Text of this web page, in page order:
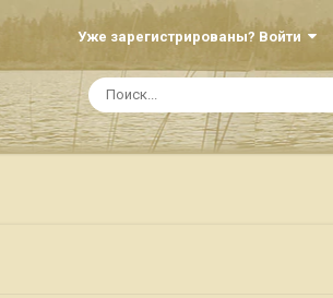
Уже зарегистрированы? Войти